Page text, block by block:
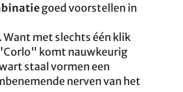
goed voorstellen in
met slechts één klik
komt nauwkeurig
staal vormen een
nerven van het